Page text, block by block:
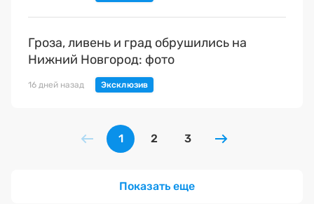
Гроза, ливень и град обрушились на
Нижний Новгород: фото
16 дней назад
1 2 3
Показать еще